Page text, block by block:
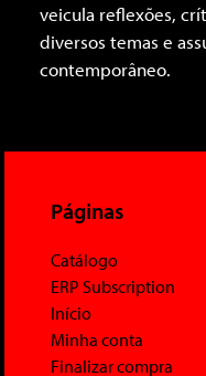
veicula reflexões,
diversos temas e
contemporâneo.
Páginas
Catálogo
ERP Subscription
Início
Minha conta
Finalizar compra